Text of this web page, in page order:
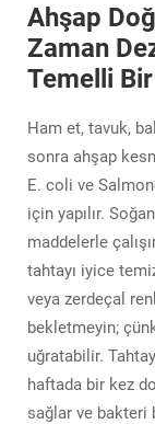
Ahşap
Zaman
Temelli
Ham et, tavuk,
sonra ahşap
E. coli ve
için yapılır.
maddelerle
tahtayı iyice
veya zerdeçal
bekletmeyin;
uğratabilir.
haftada bir kez
sağlar ve bakteri